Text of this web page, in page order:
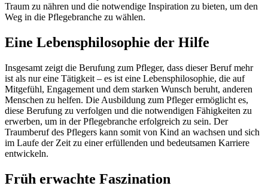
Traum zu nähren und die notwendige Inspiration zu bieten, um den
Weg in die Pflegebranche zu wählen.
Eine Lebensphilosophie der Hilfe
Insgesamt zeigt die Berufung zum Pfleger, dass dieser Beruf mehr
ist als nur eine Tätigkeit – es ist eine Lebensphilosophie, die auf
Mitgefühl, Engagement und dem starken Wunsch beruht, anderen
Menschen zu helfen. Die Ausbildung zum Pfleger ermöglicht es,
diese Berufung zu verfolgen und die notwendigen Fähigkeiten zu
erwerben, um in der Pflegebranche erfolgreich zu sein. Der
Traumberuf des Pflegers kann somit von Kind an wachsen und sich
im Laufe der Zeit zu einer erfüllenden und bedeutsamen Karriere
entwickeln.
Früh erwachte Faszination